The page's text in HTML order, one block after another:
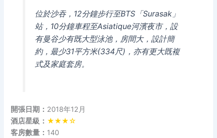
位於沙吞，12分鐘步行至BTS「Surasak」
站，10分鐘車程至Asiatique河濱夜市，設
有曼谷少有既大型泳池，房間大，設計簡
約，最少31平方米(334尺)，亦有更大既複
式及家庭套房。
開張日期： 2018年12月
酒店星級： ★★★☆
客房數量： 140